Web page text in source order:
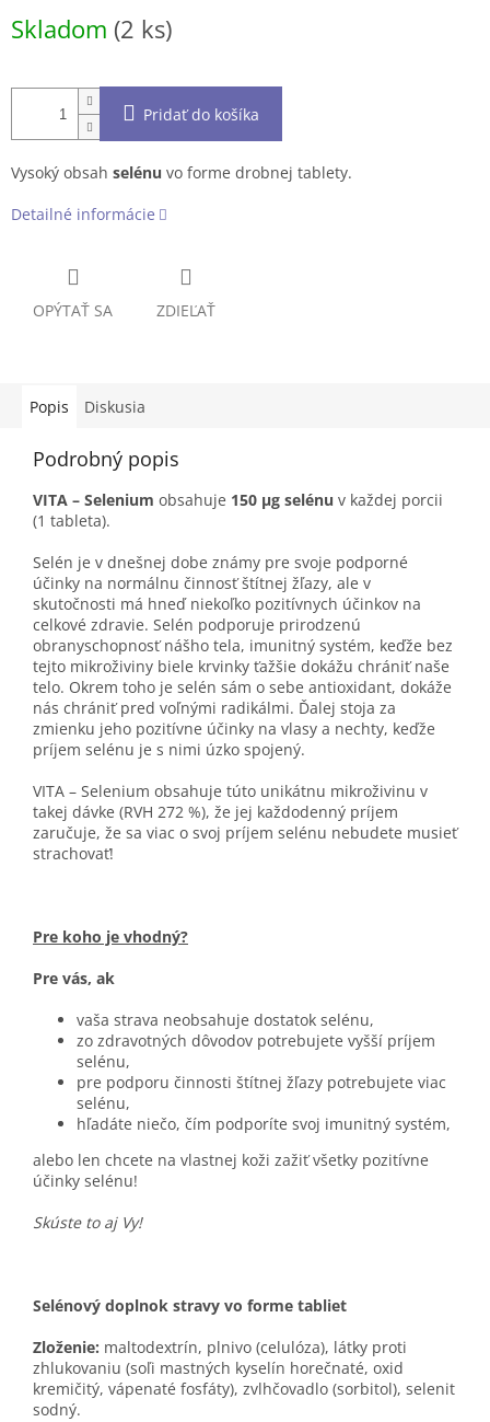
cena:
Skladom (2 ks)
Pridať do košíka
Vysoký obsah selénu vo forme drobnej tablety.
Detailné informácie
OPÝTAŤ SA ZDIEĽAŤ
Popis Diskusia
Podrobný popis
VITA – Selenium obsahuje 150 µg selénu v každej porcii
(1 tableta).
Selén je v dnešnej dobe známy pre svoje podporné
účinky na normálnu činnosť štítnej žľazy, ale v
skutočnosti má hneď niekoľko pozitívnych účinkov na
celkové zdravie. Selén podporuje prirodzenú
obranyschopnosť nášho tela, imunitný systém, keďže bez
tejto mikroživiny biele krvinky ťažšie dokážu chrániť naše
telo. Okrem toho je selén sám o sebe antioxidant, dokáže
nás chrániť pred voľnými radikálmi. Ďalej stoja za
zmienku jeho pozitívne účinky na vlasy a nechty, keďže
príjem selénu je s nimi úzko spojený.
VITA – Selenium obsahuje túto unikátnu mikroživinu v
takej dávke (RVH 272 %), že jej každodenný príjem
zaručuje, že sa viac o svoj príjem selénu nebudete musieť
strachovať!
Pre koho je vhodný?
Pre vás, ak
vaša strava neobsahuje dostatok selénu,
zo zdravotných dôvodov potrebujete vyšší príjem
selénu,
pre podporu činnosti štítnej žľazy potrebujete viac
selénu,
hľadáte niečo, čím podporíte svoj imunitný systém,
alebo len chcete na vlastnej koži zažiť všetky pozitívne
účinky selénu!
Skúste to aj Vy!
Selénový doplnok stravy vo forme tabliet
Zloženie: maltodextrín, plnivo (celulóza), látky proti
zhlukovaniu (soľi mastných kyselín horečnaté, oxid
kremičitý, vápenaté fosfáty), zvlhčovadlo (sorbitol), selenit
sodný.